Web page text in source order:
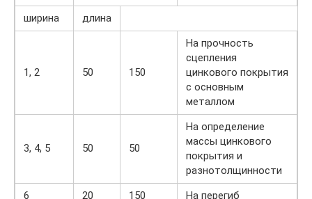
ширина длина
1, 2 50 150
На прочность
сцепления
цинкового покрытия
с основным
металлом
3, 4, 5 50 50
На определение
массы цинкового
покрытия и
разнотолщинности
6
20 150 На перегиб